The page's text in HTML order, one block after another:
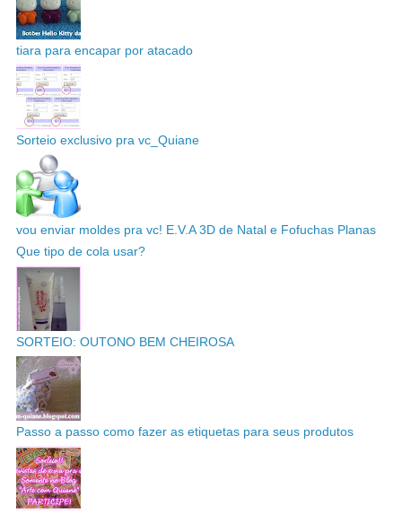
tiara para encapar por atacado
Sorteio exclusivo pra vc_Quiane
vou enviar moldes pra vc! E.V.A 3D de Natal e Fofuchas Planas
Que tipo de cola usar?
SORTEIO: OUTONO BEM CHEIROSA
Passo a passo como fazer as etiquetas para seus produtos